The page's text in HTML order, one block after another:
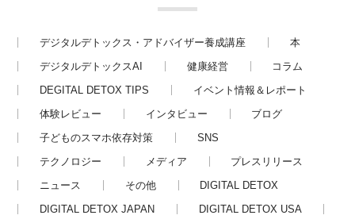
デジタルデトックス・アドバイザー養成講座
本
デジタルデトックスAI
健康経営
コラム
DEGITAL DETOX TIPS
イベント情報＆レポート
体験レビュー
インタビュー
ブログ
子どものスマホ依存対策
SNS
テクノロジー
メディア
プレスリリース
ニュース
その他
DIGITAL DETOX
DIGITAL DETOX JAPAN
DIGITAL DETOX USA